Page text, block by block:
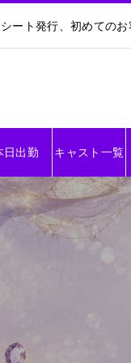
ート発行、初めての
日出勤 キャスト一覧